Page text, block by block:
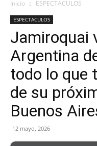
Inicio ESPECTACULOS
ESPECTACULOS
Jamiroquai
Argentina
todo lo que
de su
Buenos
12 mayo, 2026